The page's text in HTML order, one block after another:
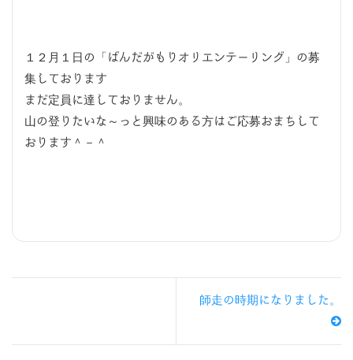
１２月１日の「ばんだがもりオリエンテーリング」の募
集しております
まだ定員に達しておりません。
山の登りたいな～っと興味のある方はご応募おまちして
おります＾－＾
師走の時期になりました。